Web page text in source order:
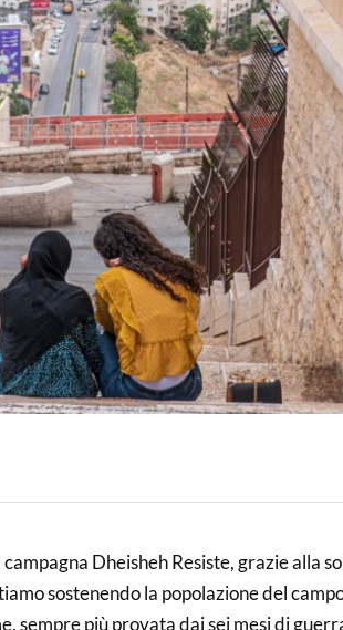
campagna Dheisheh Resiste, grazie alla
sostenendo la popolazione del
sempre più provata dai sei mesi di